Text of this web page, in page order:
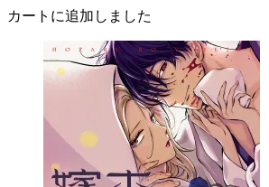
カートに追加しました